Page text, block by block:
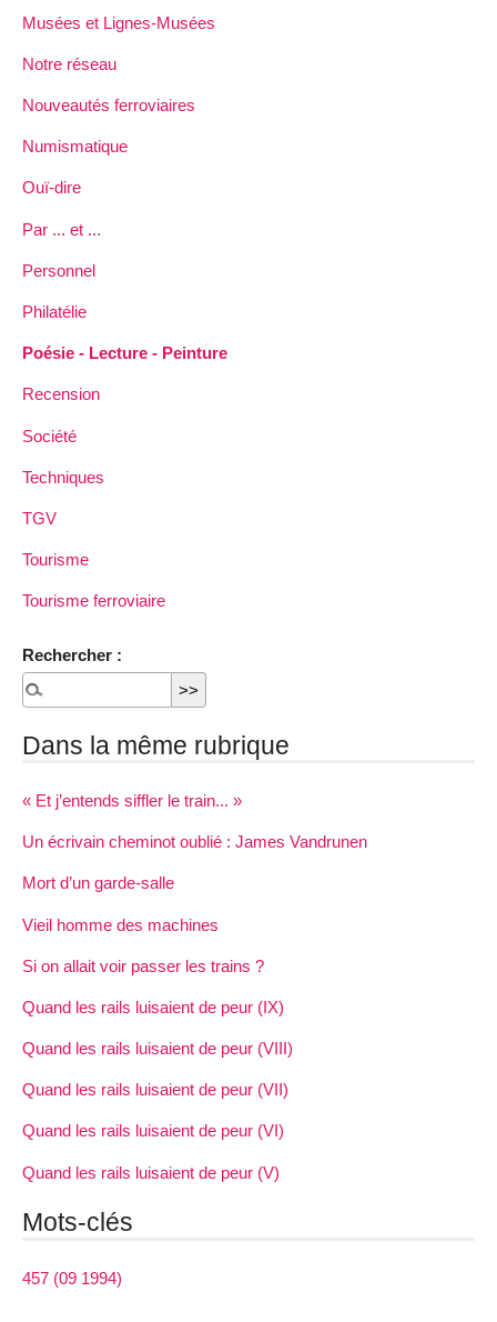
Musées et Lignes-Musées
Notre réseau
Nouveautés ferroviaires
Numismatique
Ouï-dire
Par ... et ...
Personnel
Philatélie
Poésie - Lecture - Peinture
Recension
Société
Techniques
TGV
Tourisme
Tourisme ferroviaire
Rechercher :
Dans la même rubrique
« Et j’entends siffler le train... »
Un écrivain cheminot oublié : James Vandrunen
Mort d’un garde-salle
Vieil homme des machines
Si on allait voir passer les trains ?
Quand les rails luisaient de peur (IX)
Quand les rails luisaient de peur (VIII)
Quand les rails luisaient de peur (VII)
Quand les rails luisaient de peur (VI)
Quand les rails luisaient de peur (V)
Mots-clés
457 (09 1994)